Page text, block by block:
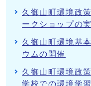
久御山町環境政
ークショップの
久御山町環境基
ウムの開催
久御山町環境政
学校での環境学